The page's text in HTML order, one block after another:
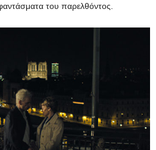
του παρελθόντος.